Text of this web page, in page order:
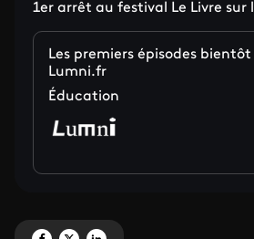
1er arrêt au festival Le Livre sur
Les premiers épisodes
Lumni.fr
Éducation